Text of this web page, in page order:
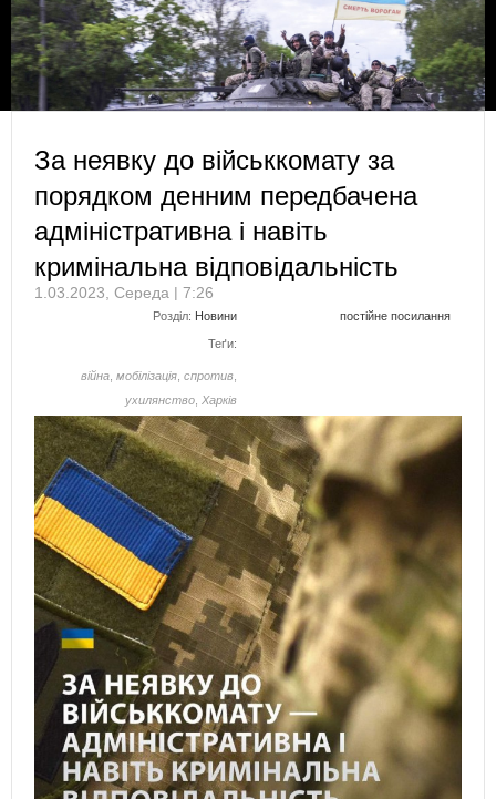
За неявку до військкомату за
порядком денним передбачена
адміністративна і навіть
кримінальна відповідальність
1.03.2023, Середа | 7:26
Розділ: Новини постійне посилання
Теґи:
війна мобілізація спротив
ухилянство Харків